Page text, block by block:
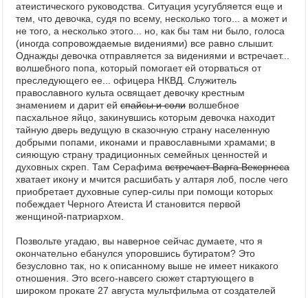
Видеотоп
атеистического руководства. Ситуация усугубляется еще и
тем, что девочка, судя по всему, несколько того... а может и
не того, а несколько этого... но, как бы там ни было, голоса
(иногда сопровождаемые видениями) все равно слышит.
Однажды девочка отправляется за видениями и встречает...
волшебного попа, который помогает ей оторваться от
преследующего ее... офицера НКВД. Служитель
православного культа освящает девочку крестным
знамением и дарит ей спайсы и соли волшебное
пасхальное яйцо, закинувшись которым девочка находит
тайную дверь ведущую в сказочную страну населенную
добрыми попами, иконами и православными храмами; в
сияющую страну традиционных семейных ценностей и
духовных скреп. Там Серафима встречает Варга Векернеса
хватает икону и мчится расшибать у алтаря лоб, после чего
приобретает духовные супер-силы при помощи которых
побеждает Черного Атеиста И становится первой
женщиной-патриархом.
Позвольте угадаю, вы наверное сейчас думаете, что я
окончательно ебанулся упоровшись бутиратом? Это
безусловно так, но к описанному выше не имеет никакого
отношения. Это всего-навсего сюжет стартующего в
широком прокате 27 августа мультфильма от создателей